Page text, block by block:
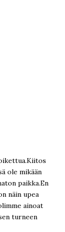
ole mikään
paikka.En
näin upea
ainoat
turneen